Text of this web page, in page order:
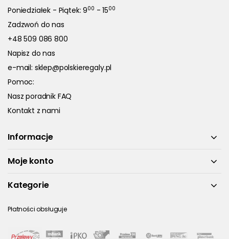
Poniedziałek - Piątek: 900 - 1500
Zadzwoń do nas
+48 509 086 800
Napisz do nas
e-mail: sklep@polskieregaly.pl
Pomoc:
Nasz poradnik FAQ
Kontakt z nami
Informacje
Moje konto
Kategorie
Płatności obsługuje